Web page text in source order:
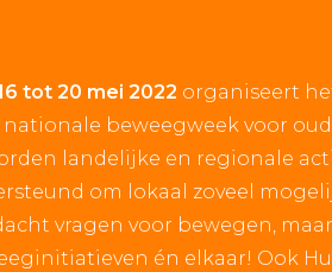
tot 20 mei 2022 organiseert
nationale beweegweek voor
landelijke en regionale
om lokaal zoveel
vragen voor bewegen,
én elkaar! Ook